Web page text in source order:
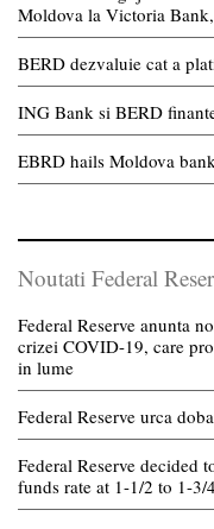
Moldova la Victoria
BERD dezvaluie cat a
ING Bank si BERD
EBRD hails Moldova
Noutati Federal
Federal Reserve anunta
crizei COVID-19, care
in lume
Federal Reserve urca
Federal Reserve decided
funds rate at 1-1/2 to 1-3/